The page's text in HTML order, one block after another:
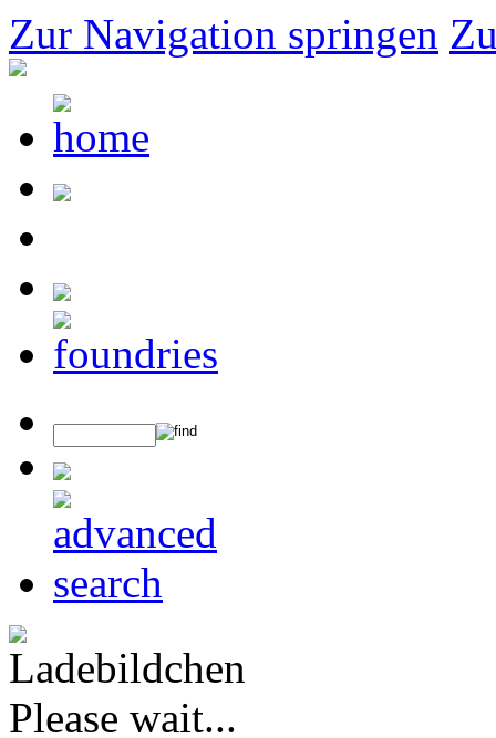
Zur Navigation springen
Please wait...